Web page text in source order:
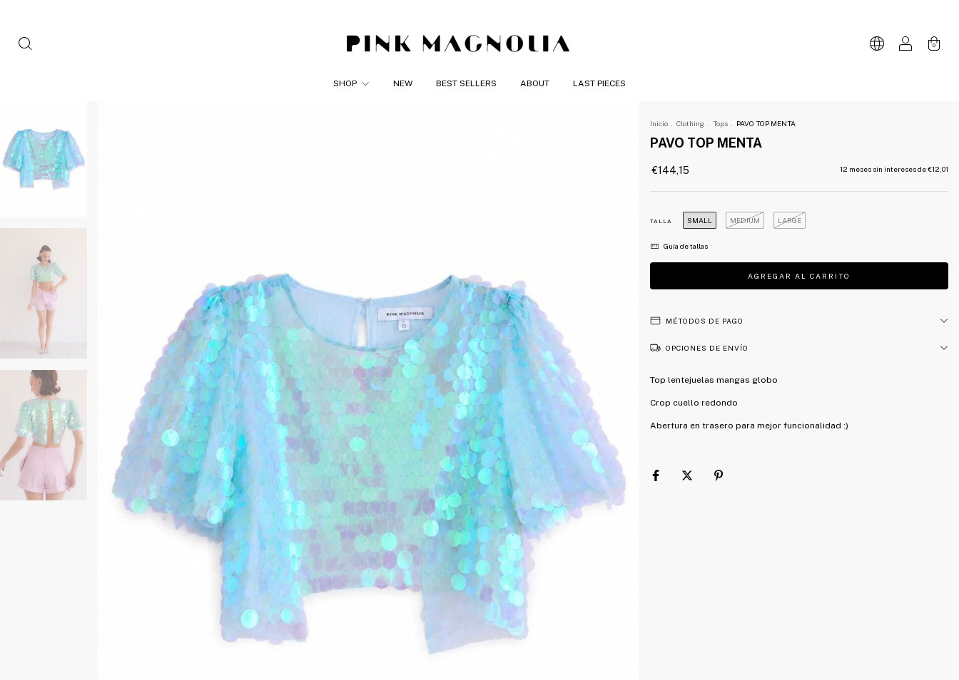
0
SHOP NEW BEST SELLERS ABOUT LAST PIECES
Inicio Clothing Tops PAVO TOP MENTA
PAVO TOP MENTA
€144,15 12 meses sin intereses de€12,01
TALLA SMALL MEDIUM LARGE
Guía de tallas
MÉTODOS DE PAGO
OPCIONES DE ENVÍO
Top lentejuelas mangas globo
Crop cuello redondo
Abertura en trasero para mejor funcionalidad :)